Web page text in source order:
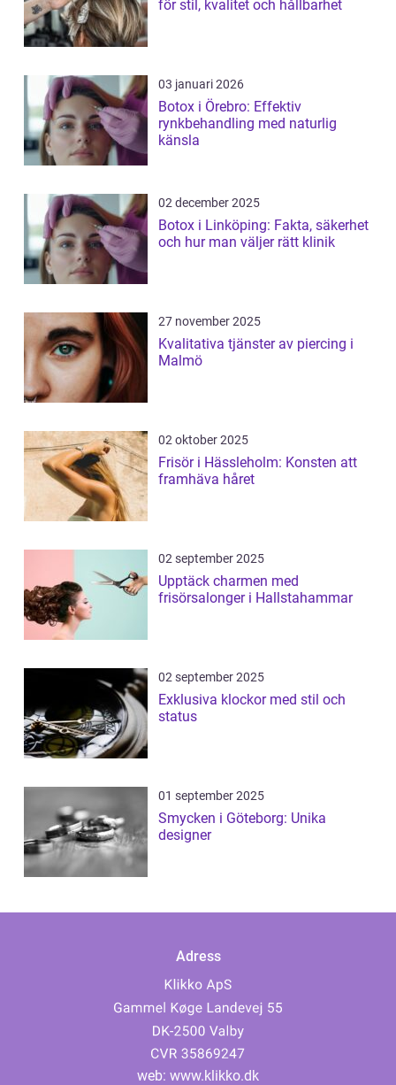
för stil, kvalitet och hållbarhet
03 januari 2026
Botox i Örebro: Effektiv
rynkbehandling med naturlig
känsla
02 december 2025
Botox i Linköping: Fakta, säkerhet
och hur man väljer rätt klinik
27 november 2025
Kvalitativa tjänster av piercing i
Malmö
02 oktober 2025
Frisör i Hässleholm: Konsten att
framhäva håret
02 september 2025
Upptäck charmen med
frisörsalonger i Hallstahammar
02 september 2025
Exklusiva klockor med stil och
status
01 september 2025
Smycken i Göteborg: Unika
designer
Adress
web: www.klikko.dk